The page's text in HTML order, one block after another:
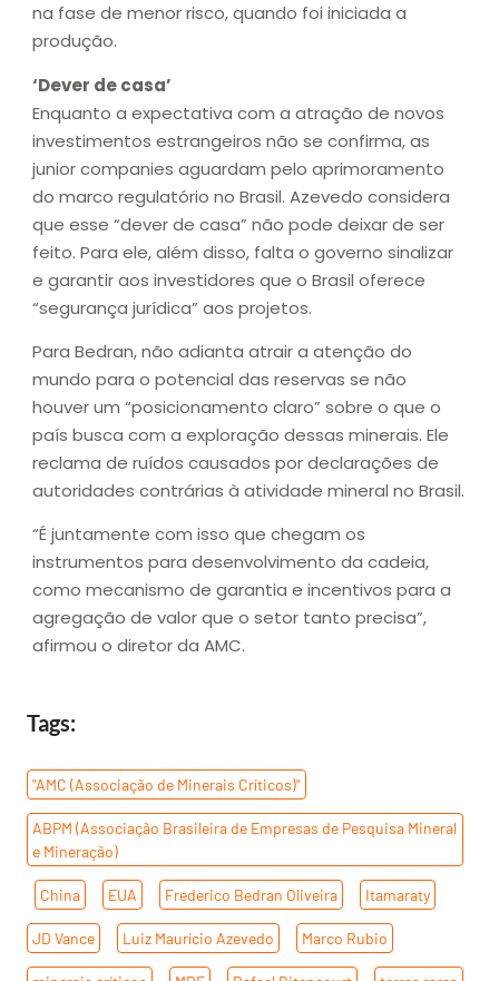
na fase de menor risco, quando foi iniciada a
produção.
‘Dever de casa’
Enquanto a expectativa com a atração de novos
investimentos estrangeiros não se confirma, as
junior companies aguardam pelo aprimoramento
do marco regulatório no Brasil. Azevedo considera
que esse “dever de casa” não pode deixar de ser
feito. Para ele, além disso, falta o governo sinalizar
e garantir aos investidores que o Brasil oferece
“segurança jurídica” aos projetos.
Para Bedran, não adianta atrair a atenção do
mundo para o potencial das reservas se não
houver um “posicionamento claro” sobre o que o
país busca com a exploração dessas minerais. Ele
reclama de ruídos causados por declarações de
autoridades contrárias à atividade mineral no Brasil.
“É juntamente com isso que chegam os
instrumentos para desenvolvimento da cadeia,
como mecanismo de garantia e incentivos para a
agregação de valor que o setor tanto precisa”,
afirmou o diretor da AMC.
Tags:
"AMC (Associação de Minerais Críticos)"
ABPM (Associação Brasileira de Empresas de Pesquisa Mineral
e Mineração)
China EUA Frederico Bedran Oliveira Itamaraty
JD Vance Luiz Maurício Azevedo Marco Rubio